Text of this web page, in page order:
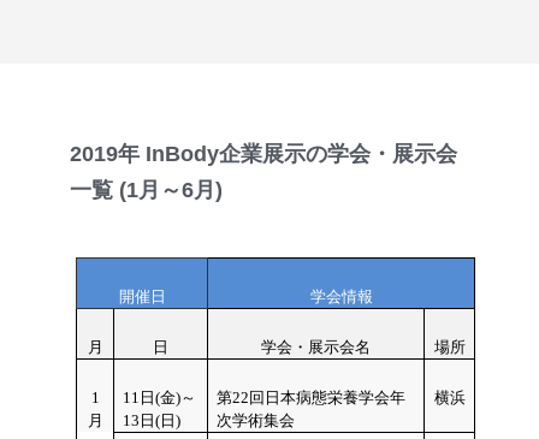
2019年 InBody企業展示の学会・展示会
一覧 (1月～6月)
開催日 学会情報
月 日 学会・展示会名 場所
1
月
11 日(金)～
13日(日)
第22回日本病態栄養学会年
次学術集会
横浜